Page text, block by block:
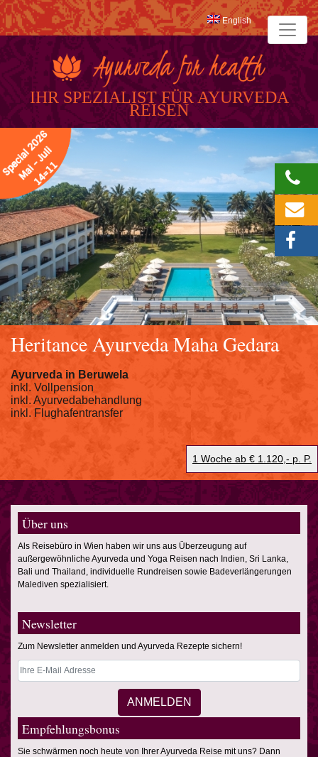
IHR SPEZIALIST FÜR AYURVEDA
REISEN
English
Heritance Ayurveda Maha Gedara
Ayurveda in Beruwela
inkl. Vollpension
inkl. Ayurvedabehandlung
inkl. Flughafentransfer
1 Woche ab € 1.120,- p. P.
Über uns
Als Reisebüro in Wien haben wir uns aus Überzeugung auf
außergewöhnliche Ayurveda und Yoga Reisen nach Indien, Sri Lanka,
Bali und Thailand, individuelle Rundreisen sowie Badeverlängerungen
Malediven spezialisiert.
Newsletter
Zum Newsletter anmelden und Ayurveda Rezepte sichern!
Empfehlungsbonus
Sie schwärmen noch heute von Ihrer Ayurveda Reise mit uns? Dann